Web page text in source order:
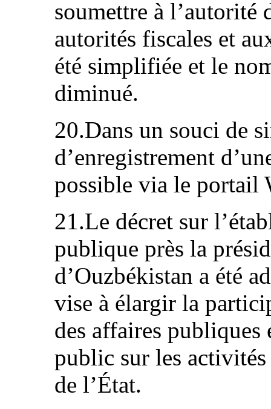
soumettre à l’autorité
autorités fiscales et
été simplifiée et le
diminué.
20.Dans un souci de
d’enregistrement
possible via le portail
21.Le décret sur
publique près la
d’Ouzbékistan a été
vise à élargir la
des affaires
public sur les
de l’État.